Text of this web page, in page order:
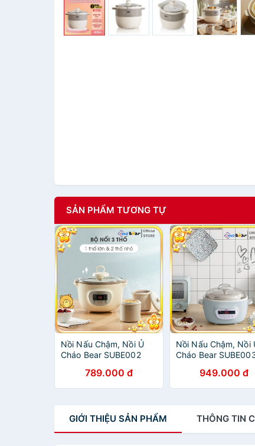
SẢN PHẨM TƯƠNG TỰ
Nồi Nấu Chậm, Nồi Ủ
Cháo Bear SUBE002
Bảo Hành 12 Tháng
789.000 đ
Nồi Nấu Chậm, Nồi
Cháo Bear
Bảo Hành 12 Tháng
949.000 đ
GIỚI THIỆU SẢN PHẨM THÔNG TIN